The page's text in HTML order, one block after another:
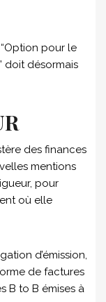
pour le
doit désormais
des finances
mentions
pour
où elle
d’émission,
de factures
B to B émises à